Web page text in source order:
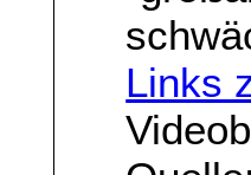
Links